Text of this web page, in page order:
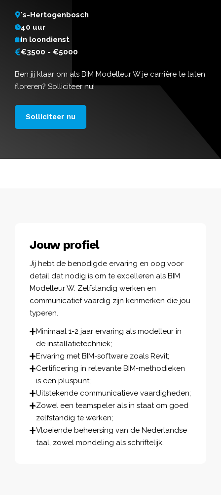
's-Hertogenbosch
40 uur
In loondienst
€3500 - €5000
Ben jij klaar om als BIM Modelleur W je carrière te laten
floreren? Solliciteer nu!
Solliciteer nu
Jouw profiel
Jij hebt de benodigde ervaring en oog voor
detail dat nodig is om te excelleren als BIM
Modelleur W. Zelfstandig werken en
communicatief vaardig zijn kenmerken die jou
typeren.
Minimaal 1-2 jaar ervaring als modelleur in
de installatietechniek;
Ervaring met BIM-software zoals Revit;
Certificering in relevante BIM-methodieken
is een pluspunt;
Uitstekende communicatieve vaardigheden;
Zowel een teamspeler als in staat om goed
zelfstandig te werken;
Vloeiende beheersing van de Nederlandse
taal, zowel mondeling als schriftelijk.